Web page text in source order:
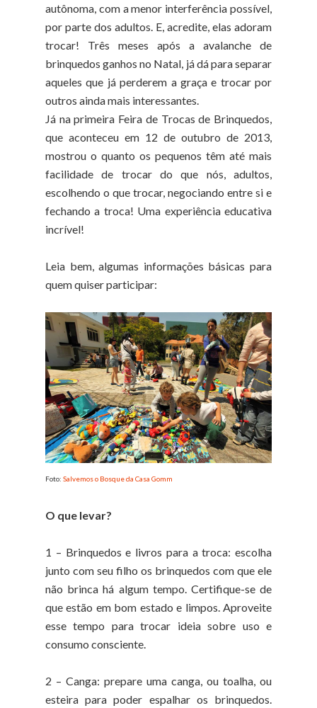
autônoma, com a menor interferência possível,
por parte dos adultos. E, acredite, elas adoram
trocar! Três meses após a avalanche de
brinquedos ganhos no Natal, já dá para separar
aqueles que já perderem a graça e trocar por
outros ainda mais interessantes.
Já na primeira Feira de Trocas de Brinquedos,
que aconteceu em 12 de outubro de 2013,
mostrou o quanto os pequenos têm até mais
facilidade de trocar do que nós, adultos,
escolhendo o que trocar, negociando entre si e
fechando a troca! Uma experiência educativa
incrível!
Leia bem, algumas informações básicas para
quem quiser participar:
Foto: Salvemos o Bosque da Casa Gomm
O que levar?
1 – Brinquedos e livros para a troca: escolha
junto com seu filho os brinquedos com que ele
não brinca há algum tempo. Certifique-se de
que estão em bom estado e limpos. Aproveite
esse tempo para trocar ideia sobre uso e
consumo consciente.
2 – Canga: prepare uma canga, ou toalha, ou
esteira para poder espalhar os brinquedos.